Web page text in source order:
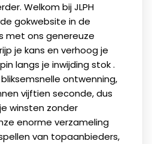
Welkom bij JLPH
gokwebsite in de
met ons genereuze
je kans en verhoog je
langs je inwijding stok .
ontwenning,
vijftien seconde, dus
winsten zonder
enorme verzameling
van topaanbieders,